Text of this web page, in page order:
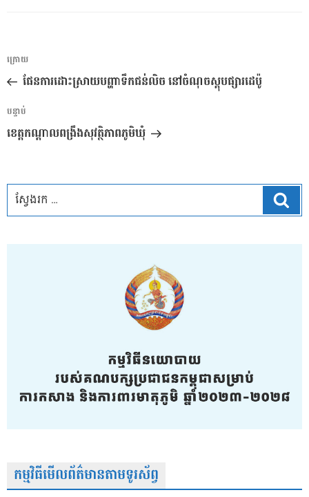
ការ​
នាំទិស​
ប្រកាស
អត្ថបទ
មុន
ក្រោយ
ផែនការដោះស្រាយបព្ហាាទឹកជន់លិច នៅចំណុចស្តុបផ្សារដេប៉ូ
អត្ថបទ
បន្ទាប់
បន្ទាប់
ខេត្តកណ្តាលពង្រឹងសុវត្ថិភាពភូមិឃុំ
កម្មវិធីមើលព័ត៌មានតាមទូរស័ព្វ